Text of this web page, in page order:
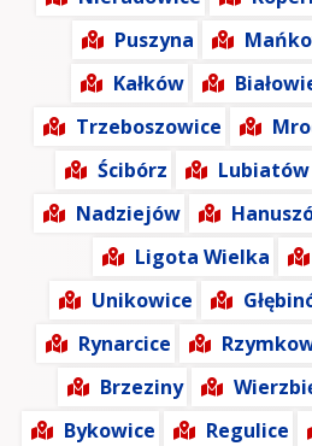
Puszyna
Kałków
Trzeboszowice
Ścibórz
Lubiatów
Nadziejów
Ligota Wielka
Unikowice
Rynarcice
Brzeziny
Bykowice
Regulice